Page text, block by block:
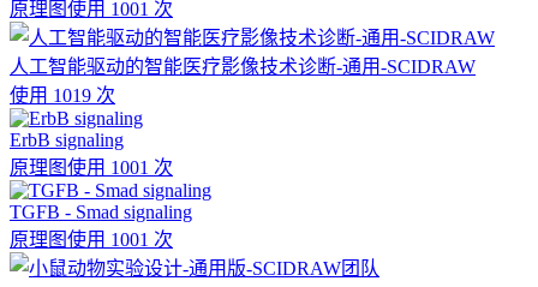
原理图使用 1001 次
人工智能驱动的智能医疗影像技术诊断-通用-SCIDRAW
使用 1019 次
ErbB signaling
原理图使用 1001 次
TGFB - Smad signaling
原理图使用 1001 次